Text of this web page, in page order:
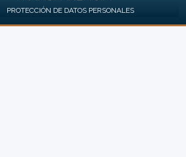
PROTECCIÓN DE DATOS PERSONALES